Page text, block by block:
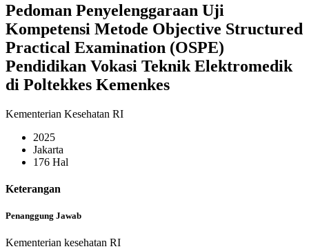
Pedoman Penyelenggaraan Uji
Kompetensi Metode Objective Structured
Practical Examination (OSPE)
Pendidikan Vokasi Teknik Elektromedik
di Poltekkes Kemenkes
Kementerian Kesehatan RI
2025
Jakarta
176 Hal
Keterangan
Penanggung Jawab
Kementerian kesehatan RI